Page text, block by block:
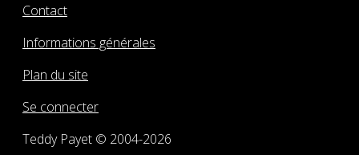
Contact
Informations générales
Plan du site
Se connecter
Teddy Payet © 2004-2026